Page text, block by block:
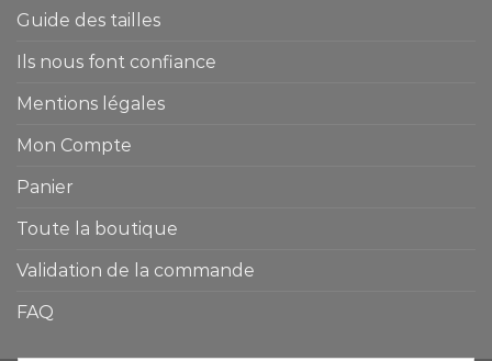
Guide des tailles
Ils nous font confiance
Mentions légales
Mon Compte
Panier
Toute la boutique
Validation de la commande
FAQ